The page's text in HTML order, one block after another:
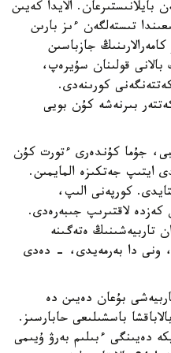
بايلانىستىرعان. الايدا كەيىن
تىستەلگەن ءىز بارىن
كامەرالارىنىڭ جازباسىن
بالانى قولىنان سۇيرەپ،
كورىنەدى.
بىرنەشە كۇن بويى
جۇما كۇندەرى ءتورت كۇن
ايتىپ جەتكىزە المايمىن.
كورپەنى الىپ،
لاقتىرىپ جىبەرەدى.
تاربيەشىنىڭ ەتەگىنە
ونى دا بەرمەيدى، - دەدى
بۇعان دەيىن دە
باسشىلىعى حابارسىز.
دەيىنگى ءبىلىم بەرۋ ۇيىمى